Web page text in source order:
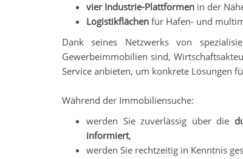
vier Industrie-Plattformen in der
Logistikflächen für Hafen- und
Dank seines Netzwerks von
Gewerbeimmobilien sind,
Service anbieten, um konkrete Lösungen
Während der Immobiliensuche:
werden Sie zuverlässig über die
informiert,
werden Sie rechtzeitig in Kenntnis